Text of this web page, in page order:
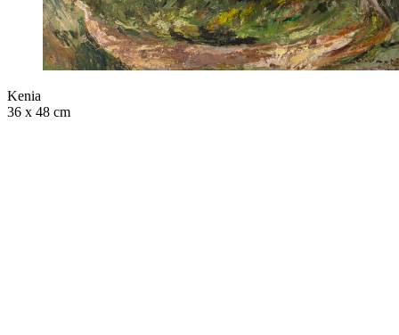
Kenia
36 x 48 cm